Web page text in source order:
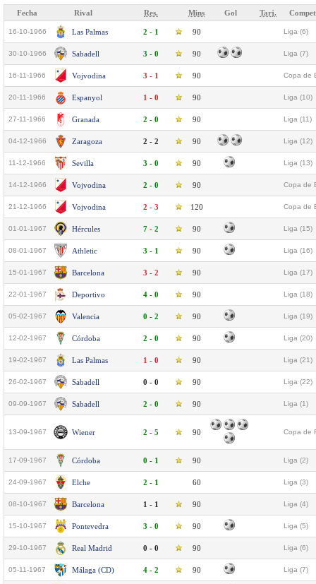
Fecha Rival Res. Mins Gol Tarj.
16-10-1966 Las Palmas 2 - 1 90 Liga (6)
30-10-1966 Sabadell 3 - 0 90 Liga (7)
16-11-1966 Vojvodina 3 - 1 90 Copa de
20-11-1966 Espanyol 1 - 0 90 Liga (10)
27-11-1966 Granada 2 - 0 90 Liga (11)
04-12-1966 Zaragoza 2 - 2 90 Liga (12)
11-12-1966 Sevilla 3 - 0 90 Liga (13)
14-12-1966 Vojvodina 2 - 0 90 Copa de
21-12-1966 Vojvodina 2 - 3 120 Copa de
01-01-1967 Hércules 7 - 2 90 Liga (15)
08-01-1967 Athletic 3 - 1 90 Liga (16)
15-01-1967 Barcelona 3 - 2 90 Liga (17)
22-01-1967 Deportivo 4 - 0 90 Liga (18)
05-02-1967 Valencia 0 - 2 90 Liga (19)
12-02-1967 Córdoba 2 - 0 90 Liga (20)
19-02-1967 Las Palmas 1 - 0 90 Liga (21)
26-02-1967 Sabadell 0 - 0 90 Liga (22)
09-09-1967 Sabadell 2 - 0 90 Liga (1)
13-09-1967 Wiener 2 - 5 90 Copa de
17-09-1967 Córdoba 0 - 1 90 Liga (2)
24-09-1967 Elche 2 - 1 60 Liga (3)
08-10-1967 Barcelona 1 - 1 90 Liga (4)
15-10-1967 Pontevedra 3 - 0 90 Liga (5)
29-10-1967 Real Madrid 0 - 0 90 Liga (6)
05-11-1967 Málaga (CD) 4 - 2 90 Liga (7)